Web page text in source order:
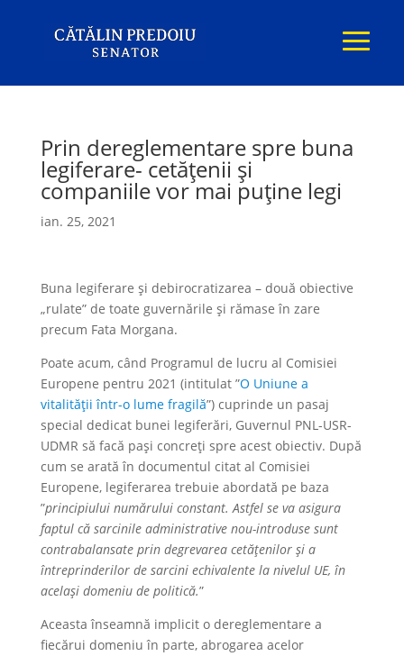
Prin dereglementare spre buna
legiferare- cetățenii și
companiile vor mai puține legi
ian. 25, 2021
Buna legiferare și debirocratizarea – două obiective
„rulate” de toate guvernările și rămase în zare
precum Fata Morgana.
Poate acum, când Programul de lucru al Comisiei
Europene pentru 2021 (intitulat ”O Uniune a
vitalității într-o lume fragilă”) cuprinde un pasaj
special dedicat bunei legiferări, Guvernul PNL-USR-
UDMR să facă pași concreți spre acest obiectiv. După
cum se arată în documentul citat al Comisiei
Europene, legiferarea trebuie abordată pe baza
”principiului numărului constant. Astfel se va asigura
faptul că sarcinile administrative nou-introduse sunt
contrabalansate prin degrevarea cetățenilor și a
întreprinderilor de sarcini echivalente la nivelul UE, în
același domeniu de politică.”
Aceasta înseamnă implicit o dereglementare a
fiecărui domeniu în parte, abrogarea acelor